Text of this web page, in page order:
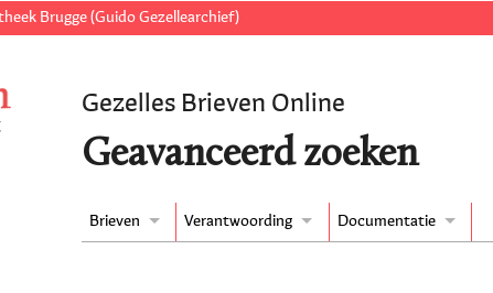
Brugge (Guido Gezellearchief)
Gezelles Brieven Online
Geavanceerd zoeken
Brieven Verantwoording Documentatie